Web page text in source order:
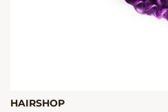
HAIRSHOP